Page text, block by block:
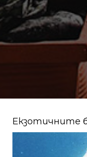
Екзотичните